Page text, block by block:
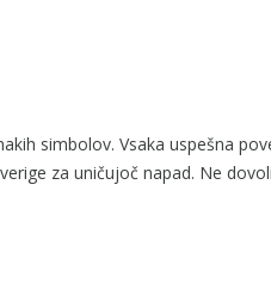
simbolov. Vsaka uspešna
za uničujoč napad. Ne